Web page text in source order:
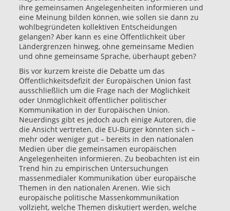
ihre gemeinsamen Angelegenheiten informieren und
eine Meinung bilden können, wie sollen sie dann zu
wohlbegründeten kollektiven Entscheidungen
gelangen? Aber kann es eine Öffentlichkeit über
Ländergrenzen hinweg, ohne gemeinsame Medien
und ohne gemeinsame Sprache, überhaupt geben?
Bis vor kurzem kreiste die Debatte um das
Öffentlichkeitsdefizit der Europäischen Union fast
ausschließlich um die Frage nach der Möglichkeit
oder Unmöglichkeit öffentlicher politischer
Kommunikation in der Europäischen Union.
Neuerdings gibt es jedoch auch einige Autoren, die
die Ansicht vertreten, die EU-Bürger könnten sich –
mehr oder weniger gut – bereits in den nationalen
Medien über die gemeinsamen europäischen
Angelegenheiten informieren. Zu beobachten ist ein
Trend hin zu empirischen Untersuchungen
massenmedialer Kommunikation über europäische
Themen in den nationalen Arenen. Wie sich
europäische politische Massenkommunikation
vollzieht, welche Themen diskutiert werden, welche